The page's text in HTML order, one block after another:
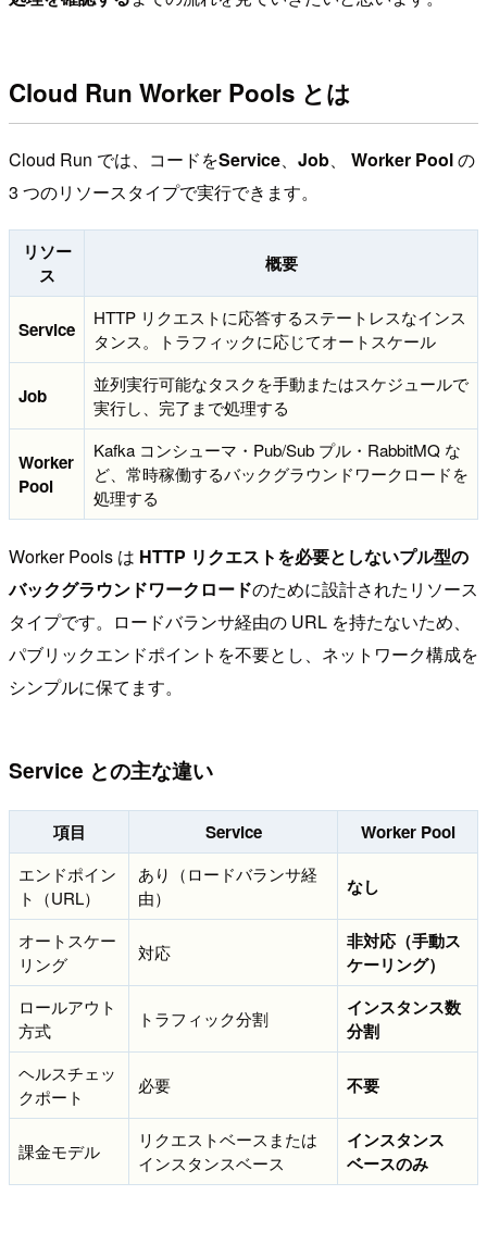
Cloud Run Worker Pools とは
Cloud Run では、コードをService、 Job、 Worker Poolの
3 つのリソースタイプで実行できます。
リソー
ス
概要
Service
HTTP リクエストに応答するステートレスなインス
タンス。トラフィックに応じてオートスケール
Job
並列実行可能なタスクを手動またはスケジュールで
実行し、完了まで処理する
Worker
Pool
Kafka コンシューマ・Pub/Sub プル・RabbitMQ な
ど、常時稼働するバックグラウンドワークロードを
処理する
Worker Pools は HTTP リクエストを必要としないプル型の
バックグラウンドワークロードのために設計されたリソース
タイプです。ロードバランサ経由の URL を持たないため、
パブリックエンドポイントを不要とし、ネットワーク構成を
シンプルに保てます。
Service との主な違い
項目 Service Worker Pool
エンドポイン
ト（URL）
あり（ロードバランサ経
由）
なし
オートスケー
リング
対応
非対応（手動ス
ケーリング）
ロールアウト
方式
トラフィック分割
インスタンス数
分割
ヘルスチェッ
クポート
必要 不要
課金モデル
リクエストベースまたは
インスタンスベース
インスタンス
ベースのみ